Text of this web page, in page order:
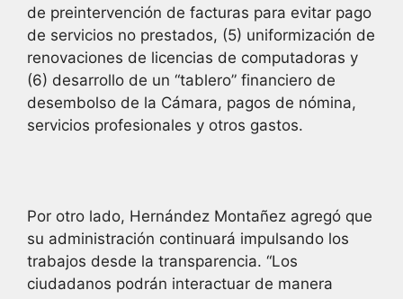
de preintervención de facturas para evitar pago
de servicios no prestados, (5) uniformización de
renovaciones de licencias de computadoras y
(6) desarrollo de un “tablero” financiero de
desembolso de la Cámara, pagos de nómina,
servicios profesionales y otros gastos.
Por otro lado, Hernández Montañez agregó que
su administración continuará impulsando los
trabajos desde la transparencia. “Los
ciudadanos podrán interactuar de manera